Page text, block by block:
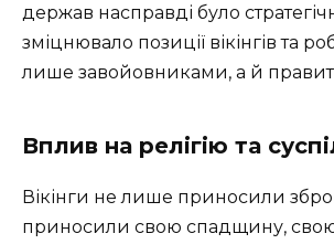
держав насправді було
зміцнювало позиції вікінгів та
лише завойовниками, а й
Вплив на релігію та
Вікінги не лише приносили
приносили свою спадщину, свою